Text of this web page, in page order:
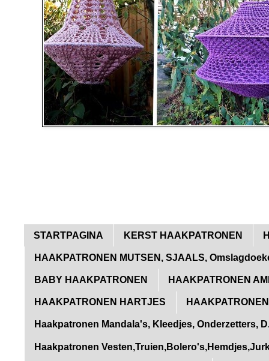
STARTPAGINA KERST HAAKPATRONEN
HAAKPATRONEN MUTSEN, SJAALS,
BABY HAAKPATRONEN HAAKPATRONEN
HAAKPATRONEN HARTJES
Haakpatronen Mandala's, Kleedjes, Onderzetters,
Haakpatronen